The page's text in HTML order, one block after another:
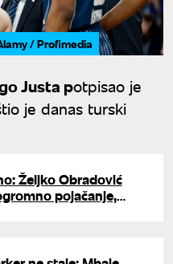
/ Profimedia
Justa potpisao je
je danas turski
Željko Obradović
pojačanje,